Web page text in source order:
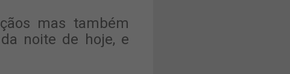
mas também
noite de hoje, e